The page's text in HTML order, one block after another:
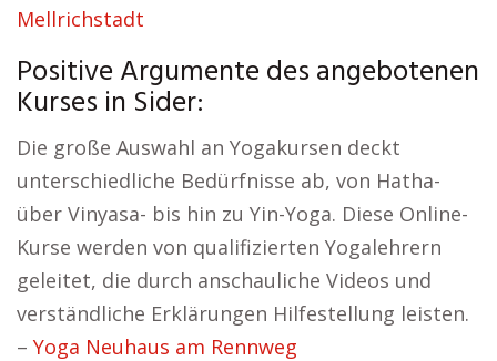
Mellrichstadt
Positive Argumente des angebotenen
Kurses in Sider:
Die große Auswahl an Yogakursen deckt
unterschiedliche Bedürfnisse ab, von Hatha-
über Vinyasa- bis hin zu Yin-Yoga. Diese Online-
Kurse werden von qualifizierten Yogalehrern
geleitet, die durch anschauliche Videos und
verständliche Erklärungen Hilfestellung leisten.
– Yoga Neuhaus am Rennweg